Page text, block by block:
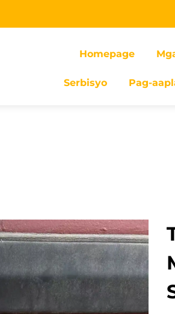
Homepage
Serbisyo Pag-